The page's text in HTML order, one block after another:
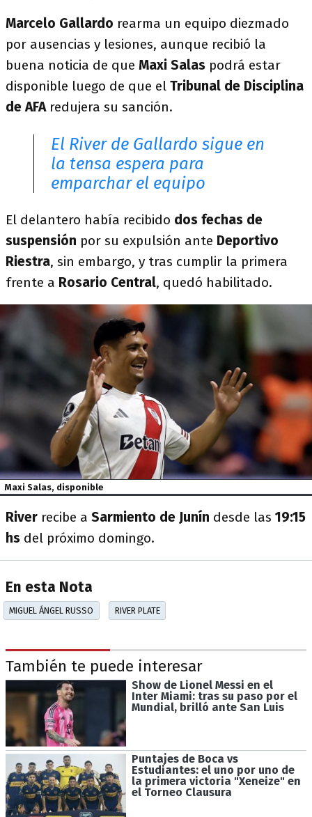
Marcelo Gallardo rearma un equipo diezmado
por ausencias y lesiones, aunque recibió la
buena noticia de que Maxi Salas podrá estar
disponible luego de que el Tribunal de Disciplina
de AFAredujera su sanción.
El River de Gallardo sigue en
la tensa espera para
emparchar el equipo
El delantero había recibido dos fechas de
suspensión por su expulsión ante Deportivo
Riestra, sin embargo, y tras cumplir la primera
frente a Rosario Central, quedó habilitado.
Maxi Salas, disponible
River recibe a Sarmiento de Junín desde las 19:15
hs del próximo domingo.
En esta Nota
MIGUEL ÁNGEL RUSSO RIVER PLATE
También te puede interesar
Show de Lionel Messi en el
Inter Miami: tras su paso por el
Mundial, brilló ante San Luis
Puntajes de Boca vs
Estudiantes: el uno por uno de
la primera victoria "Xeneize" en
el Torneo Clausura